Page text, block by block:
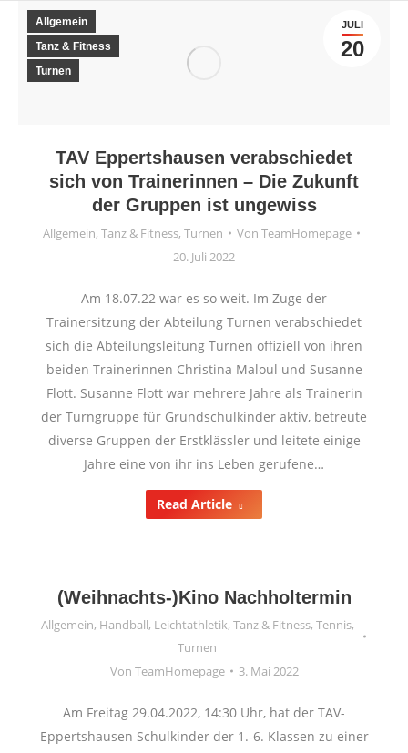
TAV Eppertshausen verabschiedet
sich von Trainerinnen – Die Zukunft
der Gruppen ist ungewiss
Allgemein, Tanz & Fitness, Turnen Von TeamHomepage
20. Juli 2022
JULI
20
Allgemein
Tanz & Fitness
Turnen
Am 18.07.22 war es so weit. Im Zuge der
Trainersitzung der Abteilung Turnen verabschiedet
sich die Abteilungsleitung Turnen offiziell von ihren
beiden Trainerinnen Christina Maloul und Susanne
Flott. Susanne Flott war mehrere Jahre als Trainerin
der Turngruppe für Grundschulkinder aktiv, betreute
diverse Gruppen der Erstklässler und leitete einige
Jahre eine von ihr ins Leben gerufene…
Read Article
(Weihnachts-)Kino Nachholtermin
Allgemein, Handball, Leichtathletik, Tanz & Fitness, Tennis,
Turnen
Von TeamHomepage 3. Mai 2022
Am Freitag 29.04.2022, 14:30 Uhr, hat der TAV-
Eppertshausen Schulkinder der 1.-6. Klassen zu einer